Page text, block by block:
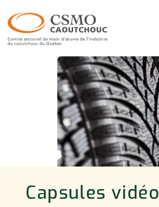
Capsules vidéo